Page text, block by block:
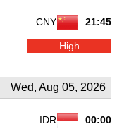
21:45
CNY
High
Wed, Aug 05, 2026
00:00
IDR